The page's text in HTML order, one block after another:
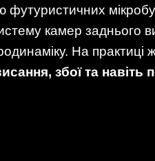
камер заднього
На
збої та навіть